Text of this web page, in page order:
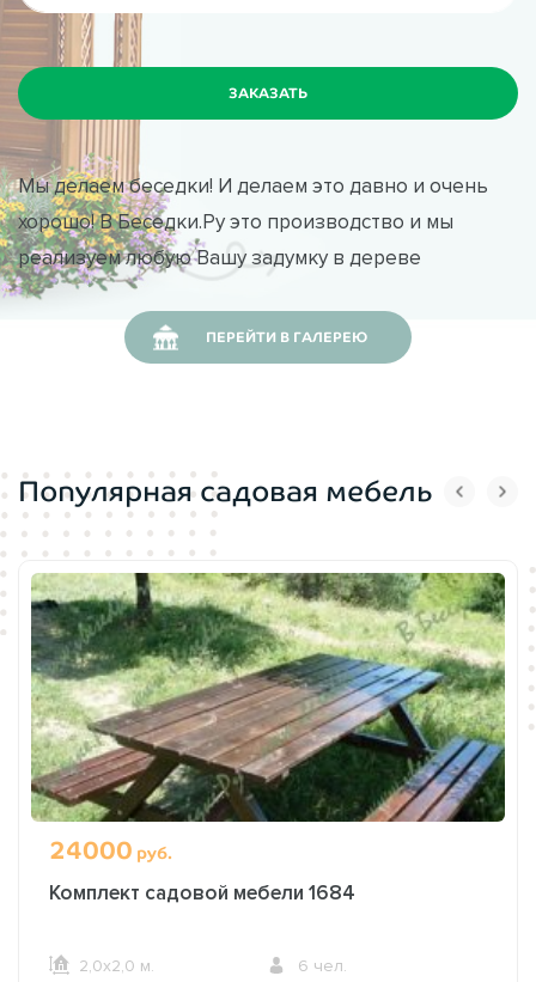
Стиль: Деревенский
Производитель:
Мы делаем беседки! И делаем это давно и очень
хорошо! В Беседки.Ру это производство и мы
реализуем любую Вашу задумку в дереве
ПЕРЕЙТИ В ГАЛЕРЕЮ
Популярная садовая мебель
24000 руб.
Комплект садовой мебели 1684
2,0х2,0 м. 6 чел.